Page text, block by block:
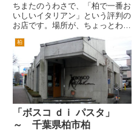
ちまたのうわさで、「柏で一番お
いしいイタリアン」という評判の
お店です。場所が、ちょっとわか
りづらいのですが、すごく人気が
あります。柏駅東口を出て、そご
う本館方面へ。そごう正面を右手
へ進み、サンサン通りを進むみ紳
士服のコナカとホテルサンガー
デ...
柏
「ボスコ ｄｉ パスタ」
～ 千葉県柏市柏